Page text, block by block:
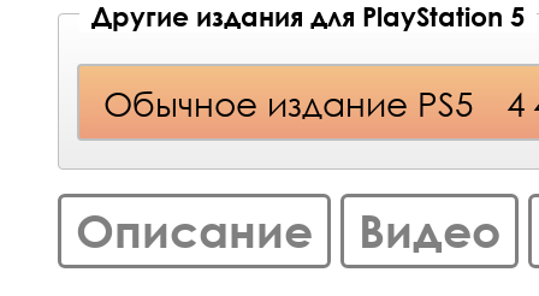
Другие издания для PlayStation 5
Обычное издание PS5 4
Описание Видео